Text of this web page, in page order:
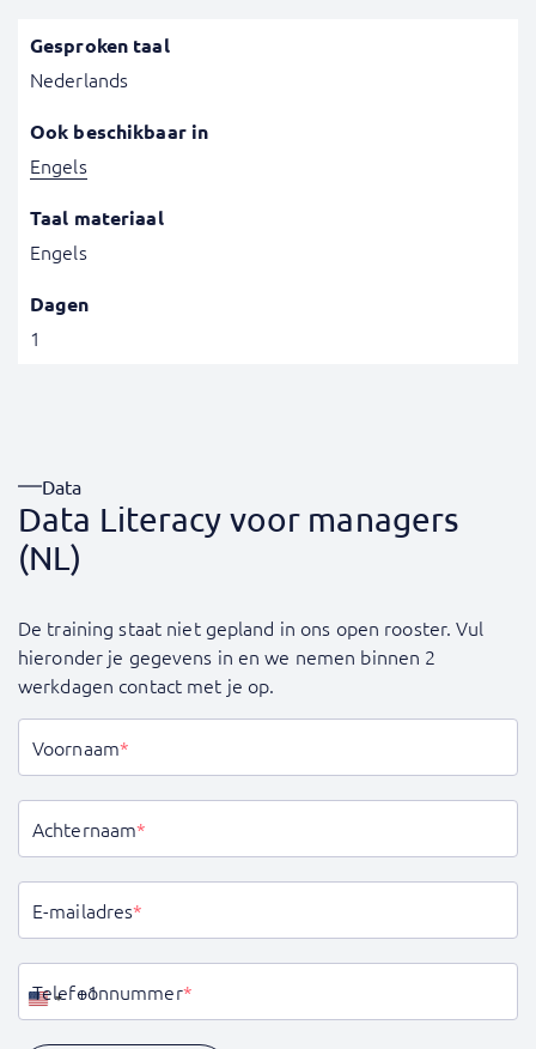
Gesproken taal
Nederlands
Ook beschikbaar in
Engels
Taal materiaal
Engels
Dagen
1
Data
Data Literacy voor managers
(NL)
De training staat niet gepland in ons open rooster. Vul
hieronder je gegevens in en we nemen binnen 2
werkdagen contact met je op.
Voornaam*
Achternaam*
E-mailadres*
Telefoonnummer*
Verenigde